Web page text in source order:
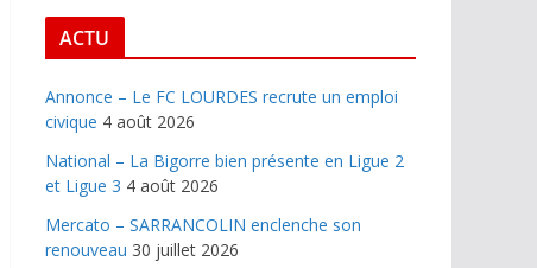
ACTU
Annonce – Le FC LOURDES recrute un emploi
civique 4 août 2026
National – La Bigorre bien présente en Ligue 2
et Ligue 3 4 août 2026
Mercato – SARRANCOLIN enclenche son
renouveau 30 juillet 2026